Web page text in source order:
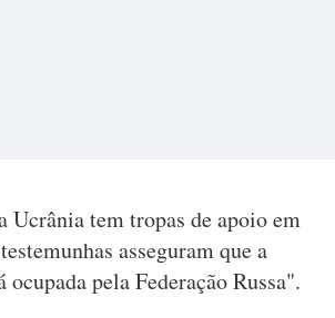
Ucrânia tem tropas de apoio em
asseguram que a
ocupada pela Federação Russa".